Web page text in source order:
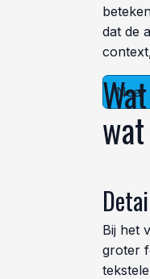
dat de
Naar
Bij het
groter